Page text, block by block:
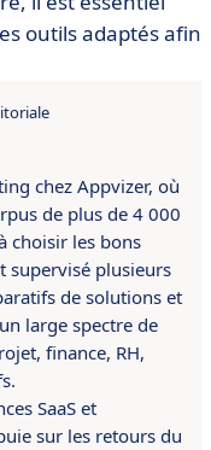
outils adaptés afin
chez Appvizer, où
de plus de 4 000
choisir les bons
supervisé plusieurs
de solutions et
large spectre de
finance, RH,
SaaS et
sur les retours du